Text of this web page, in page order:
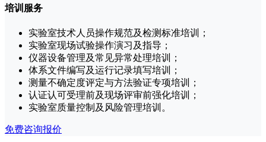
培训服务
实验室技术人员操作规范及检测标准培训；
实验室现场试验操作演习及指导；
仪器设备管理及常见异常处理培训；
体系文件编写及运行记录填写培训；
测量不确定度评定与方法验证专项培训；
认证认可受理前及现场评审前强化培训；
实验室质量控制及风险管理培训。
免费咨询报价